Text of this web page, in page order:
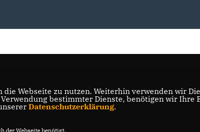
die Webseite zu nutzen. Weiterhin verwenden wir
bestimmter Dienste, benötigen wir
Datenschutzerklärung.
der Webseite benötigt.